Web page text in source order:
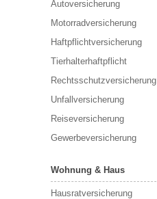
Autoversicherung
Motorradversicherung
Haftpflichtversicherung
Tierhalterhaftpflicht
Rechtsschutzversicherung
Unfallversicherung
Reiseversicherung
Gewerbeversicherung
Wohnung & Haus
Hausratversicherung